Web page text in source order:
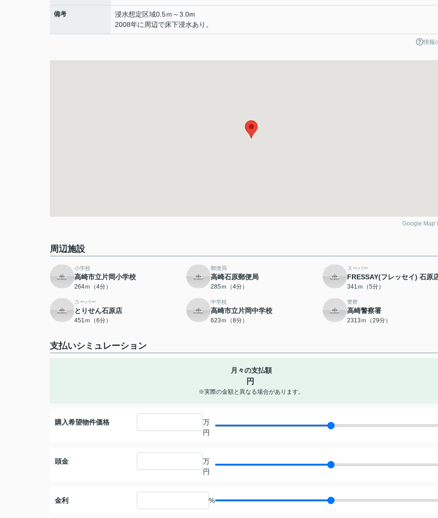
備考
浸水想定区域0.5ｍ～3.0m
2008年に周辺で床下浸水あり。
情報
Google Map
周辺施設
小学校
高崎市立片岡小学校
264ｍ（4分）
郵便局
高崎石原郵便局
285ｍ（4分）
スーパー
FRESSAY(フレッセイ) 石原
341ｍ（5分）
スーパー
とりせん石原店
451ｍ（6分）
中学校
高崎市立片岡中学校
623ｍ（8分）
警察
高崎警察署
2313ｍ（29分）
支払いシミュレーション
月々の支払額
円
※実際の金額と異なる場合があります。
購入希望物件価格
万
円
頭金
万
円
金利 %